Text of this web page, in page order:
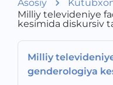
Asosiy
Milliy televideniye
kesimida diskursiv
Milliy
genderologiya